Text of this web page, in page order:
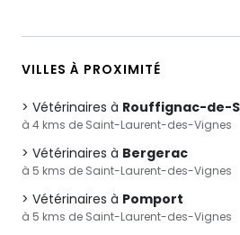
VILLES À PROXIMITÉ
Vétérinaires à Rouffignac-de-
à 4 kms de Saint-Laurent-des-Vignes
Vétérinaires à Bergerac
à 5 kms de Saint-Laurent-des-Vignes
Vétérinaires à Pomport
à 5 kms de Saint-Laurent-des-Vignes